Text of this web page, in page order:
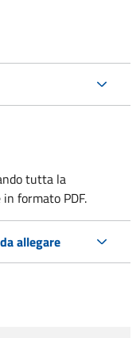
tutta la
formato PDF.
allegare